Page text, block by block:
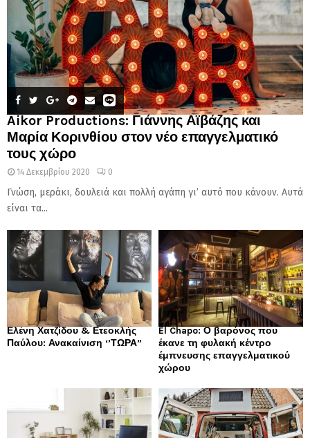
Aikor Productions: Γιάννης Αϊβάζης και
Μαρία Κορινθίου στον νέο επαγγελματικό
τους χώρο
14 Δεκεμβρίου 2020 0
Γνώση, μεράκι, δουλειά και πολλή αγάπη γι’ αυτό που κάνουν. Αυτά
είναι τα...
Ελένη Χατζίδου & Ετεοκλής
Παύλου: Ανακαίνιση ‘’ΤΩΡΑ”
El Chapo: Ο βαρόνος που
έκανε τη φυλακή κέντρο
έμπνευσης επαγγελματικού
χώρου